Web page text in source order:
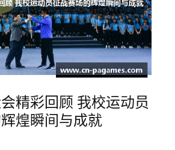
精彩回顾 我校运动员
煌瞬间与成就